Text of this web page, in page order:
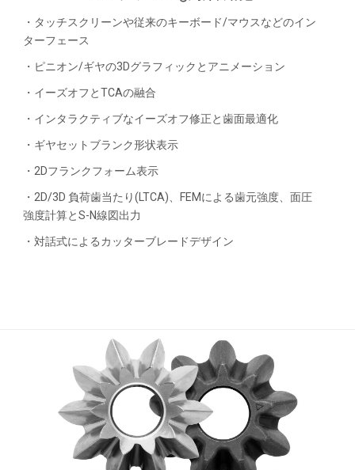
・タッチスクリーンや従来のキーボード/マウスなどのイン
ターフェース
・ピニオン/ギヤの3Dグラフィックとアニメーション
・イーズオフとTCAの融合
・インタラクティブなイーズオフ修正と歯面最適化
・ギヤセットブランク形状表示
・2Dフランクフォーム表示
・2D/3D 負荷歯当たり(LTCA)、FEMによる歯元強度、面圧
強度計算とS-N線図出力
・対話式によるカッターブレードデザイン